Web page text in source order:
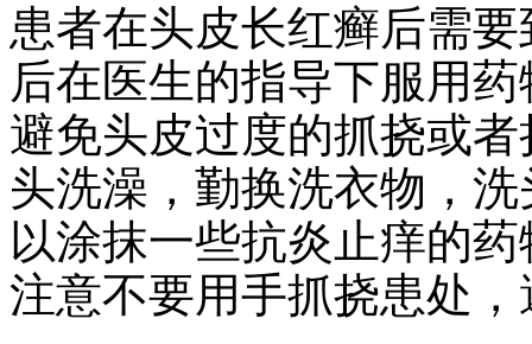
患者在头皮长红癣后需
后在医生的指导下服用
避免头皮过度的抓挠或
头洗澡，勤换洗衣物，
以涂抹一些抗炎止痒的
注意不要用手抓挠患处